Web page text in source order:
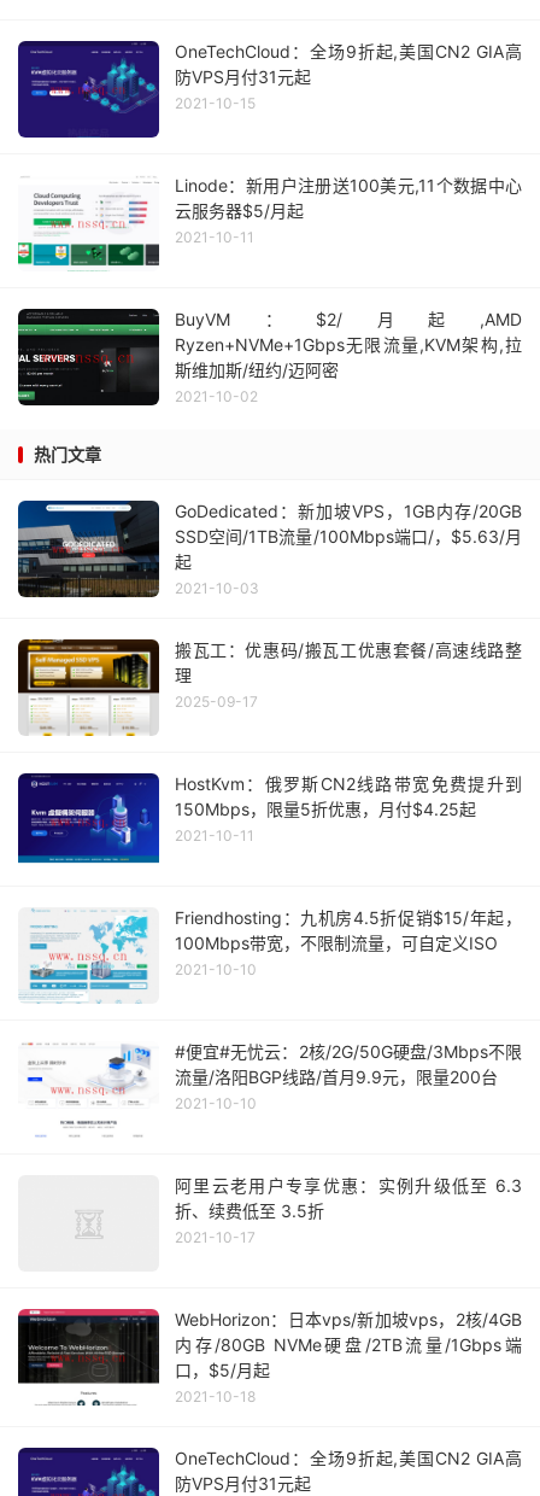
OneTechCloud：全场9折起,美国CN2 GIA高
防VPS月付31元起
2021-10-15
Linode：新用户注册送100美元,11个数据中心
云服务器$5/月起
2021-10-11
BuyVM：$2/月起,AMD
Ryzen+NVMe+1Gbps无限流量,KVM架构,拉
斯维加斯/纽约/迈阿密
2021-10-02
热门文章
GoDedicated：新加坡VPS，1GB内存/20GB
SSD空间/1TB流量/100Mbps端口/，$5.63/月
起
2021-10-03
搬瓦工：优惠码/搬瓦工优惠套餐/高速线路整
理
2025-09-17
HostKvm：俄罗斯CN2线路带宽免费提升到
150Mbps，限量5折优惠，月付$4.25起
2021-10-11
Friendhosting：九机房4.5折促销$15/年起，
100Mbps带宽，不限制流量，可自定义ISO
2021-10-10
#便宜#无忧云：2核/2G/50G硬盘/3Mbps不限
流量/洛阳BGP线路/首月9.9元，限量200台
2021-10-10
阿里云老用户专享优惠：实例升级低至 6.3
折、续费低至 3.5折
2021-10-17
WebHorizon：日本vps/新加坡vps，2核/4GB
内存/80GB NVMe硬盘/2TB流量/1Gbps端
口，$5/月起
2021-10-18
OneTechCloud：全场9折起,美国CN2 GIA高
防VPS月付31元起